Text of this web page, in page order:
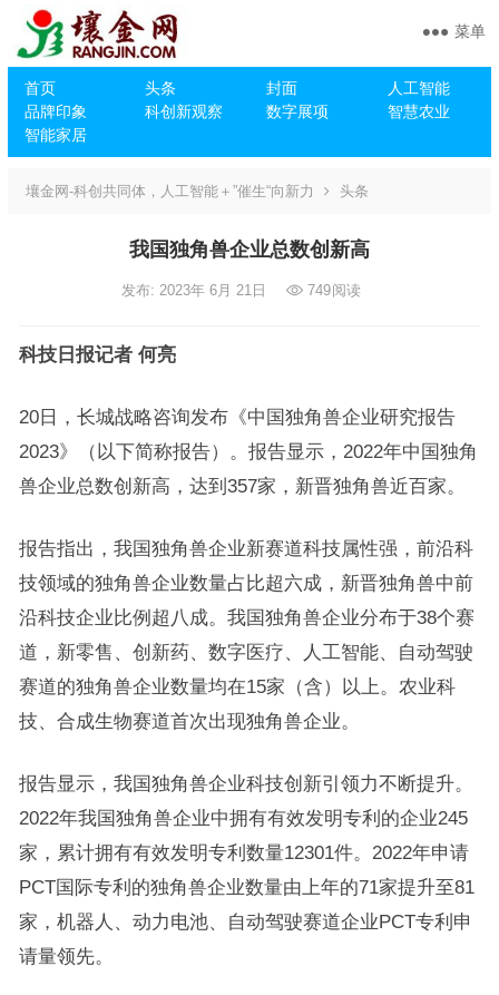
首页 头条 封面
人工智能
品牌印象
科创新观察 数字展项
智慧农业
智能家居
菜单
壤金网-科创共同体，人工智能＋”催生“向新力 头条
我国独角兽企业总数创新高
发布: 2023年 6月 21日 749阅读
科技日报记者 何亮
20日，长城战略咨询发布《中国独角兽企业研究报告
2023》（以下简称报告）。报告显示，2022年中国独角
兽企业总数创新高，达到357家，新晋独角兽近百家。
报告指出，我国独角兽企业新赛道科技属性强，前沿科
技领域的独角兽企业数量占比超六成，新晋独角兽中前
沿科技企业比例超八成。我国独角兽企业分布于38个赛
道，新零售、创新药、数字医疗、人工智能、自动驾驶
赛道的独角兽企业数量均在15家（含）以上。农业科
技、合成生物赛道首次出现独角兽企业。
报告显示，我国独角兽企业科技创新引领力不断提升。
2022年我国独角兽企业中拥有有效发明专利的企业245
家，累计拥有有效发明专利数量12301件。2022年申请
PCT国际专利的独角兽企业数量由上年的71家提升至81
家，机器人、动力电池、自动驾驶赛道企业PCT专利申
请量领先。